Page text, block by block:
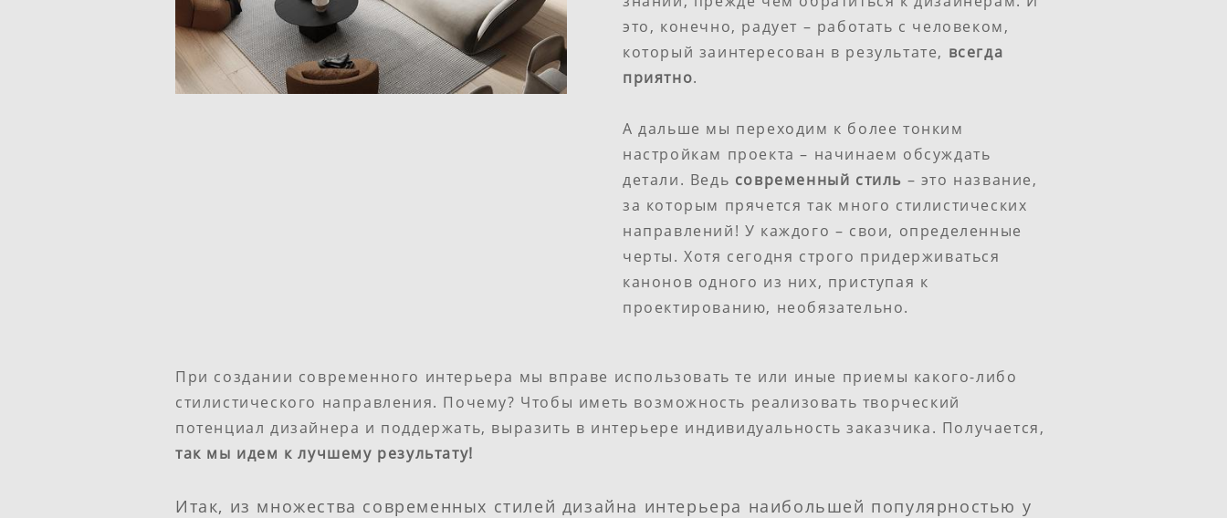
это, конечно, радует – работать с человеком,
который заинтересован в результате, всегда
приятно.
А дальше мы переходим к более тонким
настройкам проекта – начинаем обсуждать
детали. Ведь современный стиль – это название,
за которым прячется так много стилистических
направлений! У каждого – свои, определенные
черты. Хотя сегодня строго придерживаться
канонов одного из них, приступая к
проектированию, необязательно.
При создании современного интерьера мы вправе использовать те или иные приемы какого-либо
стилистического направления. Почему? Чтобы иметь возможность реализовать творческий
потенциал дизайнера и поддержать, выразить в интерьере индивидуальность заказчика. Получается,
так мы идем к лучшему результату!
Итак, из множества современных стилей дизайна интерьера наибольшей популярностью у